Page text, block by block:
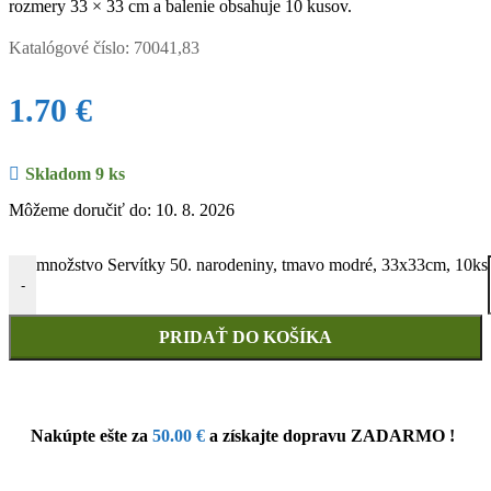
rozmery 33 × 33 cm a balenie obsahuje 10 kusov.
Katalógové číslo: 70041,83
1.70 €
Skladom 9 ks
Môžeme doručiť do: 10. 8. 2026
-
množstvo Servítky 50. narodeniny, tmavo modré, 33x33cm, 10ks
PRIDAŤ DO KOŠÍKA
Nakúpte ešte za 50.00 € a získajte dopravu ZADARMO !